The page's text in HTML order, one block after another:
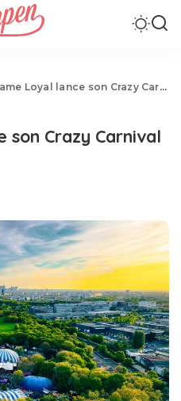
Loyal lance son Crazy Carnival à deux pas de Paris
son Crazy Carnival